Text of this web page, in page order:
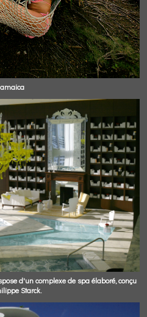
d'un complexe de spa élaboré, conçu
Starck.